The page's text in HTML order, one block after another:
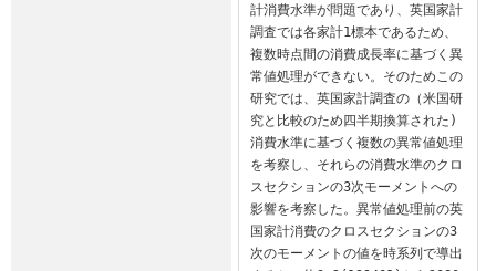
計消費水準が問題であり、英国家計
調査では各家計1標本であるため、
複数時点間の消費成長率に基づく異
常値処理ができない。そのためこの
研究では、英国家計調査の（米国研
究と比較のため四半期換算された)
消費水準に基づく複数の異常値処理
を考察し、それらの消費水準のクロ
スセクションの3次モーメントへの
影響を考察した。異常値処理前の英
国家計消費のクロスセクションの3
次のモーメントの値を時系列で導出